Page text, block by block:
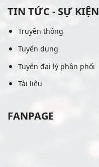
TIN TỨC - SỰ KIỆN
Truyền thông
Tuyển dụng
Tuyển đại lý phân phối
Tài liệu
FANPAGE